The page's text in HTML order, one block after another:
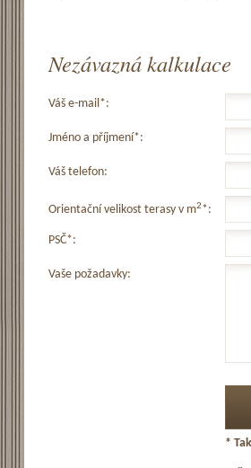
Nezávazná kalkulace
Váš e-mail*:
Jméno a příjmení*:
Váš telefon:
Orientační velikost terasy v m2*:
PSČ*:
Vaše požadavky:
*